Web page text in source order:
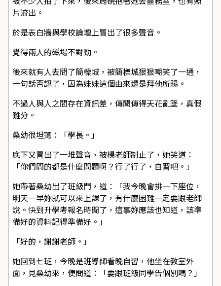
片流出。
於是表白牆與學校論壇上冒出了很多聲音。
覺得兩人的磁場不對勁。
後來就有人去問了簡櫟城，被簡櫟城狠狠嘲笑了一通，
一句話否認了，因為妹妹這個由來還是拜他所賜。
不過人與人之間存在資訊差，傳聞傳得天花亂墜，真假
難分。
桑幼很坦蕩：「學長。」
底下又冒出了一堆聲音，被楊老師制止了，她笑道：
「你們問的都是什麼問題啊？行了行了，自習吧。」
她帶著桑幼出了班級門，道：「我今晚會排一下座位，
明天一早妳就可以來上課了，有什麼困難一定要跟老師
說。快到升學考報名時間了，這事妳應該也知道，該準
備好的資料記得準備好。」
「好的，謝謝老師。」
她回到七班，今晚是班導師看晚自習，他坐在教室外
面，見桑幼來，便問道：「要跟班級同學告個別嗎？」